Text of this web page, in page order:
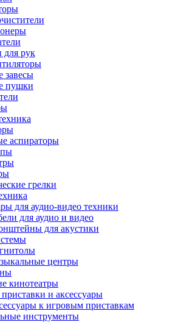
Компоненты hi-fi
Плееры и аксессуары
Плееры
и видеокамеры
Фотоаппараты
Зеркальные фотоаппараты
Экшн-камеры
Аксессуары для фото- видео техники
Штативы
Чехлы и сумки
Другое
Фоторамки
Для воздухоочистителей и
Для вытяжек
Для климатической техники
Для кофейного оборудования
Для крупной бытовой техники
Для кухонной техники
Для медицинского оборудования
Для микроволновок
рук
завесы
пушки
аспираторы
грелки
для аудио-видео техники
для аудио и видео
для акустики
центры
кинотеатры
и аксессуары
к игровым приставкам
инструменты